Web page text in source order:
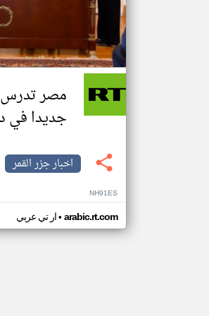
مصر تدرس
جديدا في
اخبار جزر القمر
NH91ES
ار تي عربي• arabic.rt.com